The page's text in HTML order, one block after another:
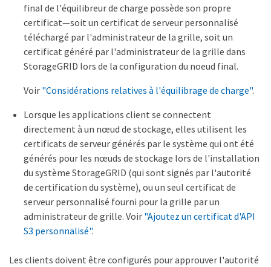
final de l'équilibreur de charge possède son propre
certificat—soit un certificat de serveur personnalisé
téléchargé par l'administrateur de la grille, soit un
certificat généré par l'administrateur de la grille dans
StorageGRID lors de la configuration du noeud final.
Voir "Considérations relatives à l'équilibrage de charge".
Lorsque les applications client se connectent
directement à un nœud de stockage, elles utilisent les
certificats de serveur générés par le système qui ont été
générés pour les nœuds de stockage lors de l'installation
du système StorageGRID (qui sont signés par l'autorité
de certification du système), ou un seul certificat de
serveur personnalisé fourni pour la grille par un
administrateur de grille. Voir "Ajoutez un certificat d'API
S3 personnalisé".
Les clients doivent être configurés pour approuver l'autorité